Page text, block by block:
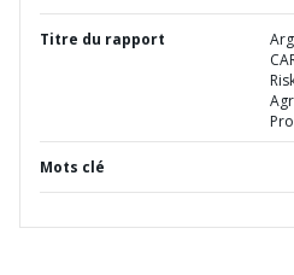
Titre du rapport
Mots clé